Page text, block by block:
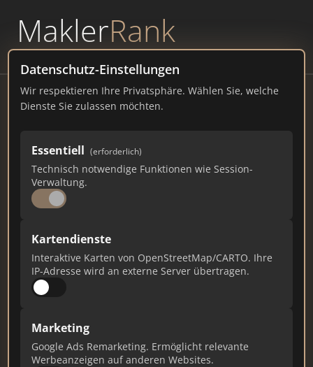
MaklerRank
powered byWAVEPOINT
Datenschutz-Einstellungen
Wir respektieren Ihre Privatsphäre. Wählen Sie, welche
Dienste Sie zulassen möchten.
Essentiell (erforderlich)
Technisch notwendige Funktionen wie Session-
Verwaltung.
Kartendienste
Interaktive Karten von OpenStreetMap/CARTO. Ihre
IP-Adresse wird an externe Server übertragen.
Marketing
Google Ads Remarketing. Ermöglicht relevante
Werbeanzeigen auf anderen Websites.
immobilienteam donauwald
immobilien-donauwald.de
1.346
Ist das Ihr Unternehmen?
Verifizieren Sie Ihr Profil, bearbeiten Sie Ihre
Updates.
Profil beanspruchen